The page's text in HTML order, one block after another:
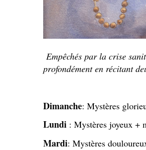
Empêchés par la crise
profondément en récitant
Dimanche: Mystères
Lundi : Mystères joyeux +
Mardi: Mystères